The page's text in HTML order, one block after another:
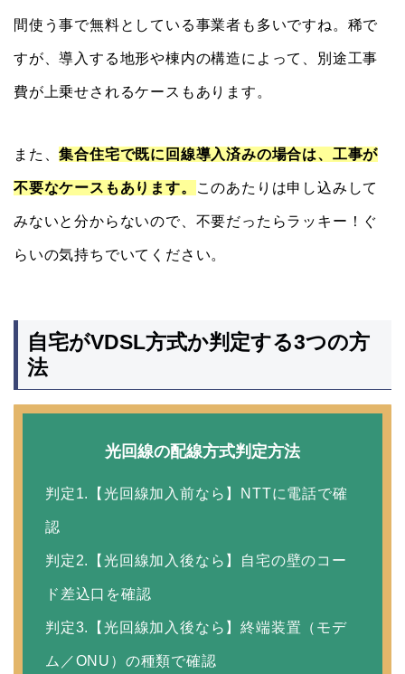
間使う事で無料としている事業者も多いですね。稀で
すが、導入する地形や棟内の構造によって、別途工事
費が上乗せされるケースもあります。
また、集合住宅で既に回線導入済みの場合は、工事が
不要なケースもあります。 このあたりは申し込みして
みないと分からないので、不要だったらラッキー！ぐ
らいの気持ちでいてください。
自宅がVDSL方式か判定する3つの方
法
光回線の配線方式判定方法
判定1.【光回線加入前なら】NTTに電話で確
認
判定2.【光回線加入後なら】自宅の壁のコー
ド差込口を確認
判定3.【光回線加入後なら】終端装置（モデ
ム／ONU）の種類で確認